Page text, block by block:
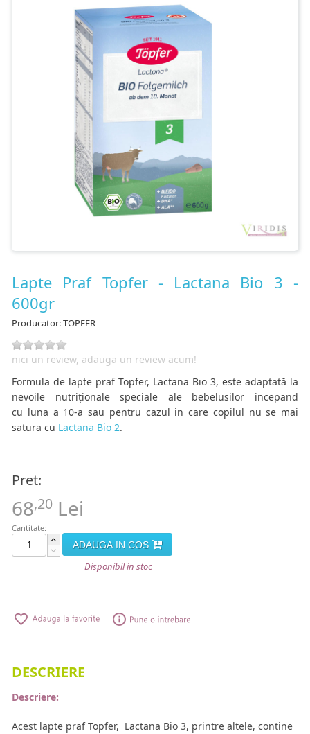
Lapte Praf Topfer - Lactana Bio 3 -
600gr
Producator:TOPFER
nici un review, adauga un review acum!
Formula de lapte praf Topfer, Lactana Bio 3, este adaptată la
nevoile nutriționale speciale ale bebelusilor incepand
cu luna a 10-a sau pentru cazul in care copilul nu se mai
satura cu Lactana Bio 2.
Pret:
68,20 Lei
Cantitate:
ADAUGA IN COS
Disponibil in stoc
DESCRIERE
Descriere:
Acest lapte praf Topfer, Lactana Bio 3, printre altele, contine